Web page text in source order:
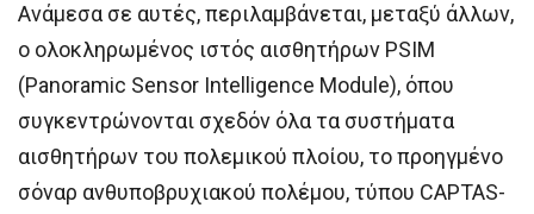
Ανάμεσα σε αυτές, περιλαμβάνεται, μεταξύ άλλων,
ο ολοκληρωμένος ιστός αισθητήρων PSIM
(Panoramic Sensor Intelligence Module), όπου
συγκεντρώνονται σχεδόν όλα τα συστήματα
αισθητήρων του πολεμικού πλοίου, το προηγμένο
σόναρ ανθυποβρυχιακού πολέμου, τύπου CAPTAS-